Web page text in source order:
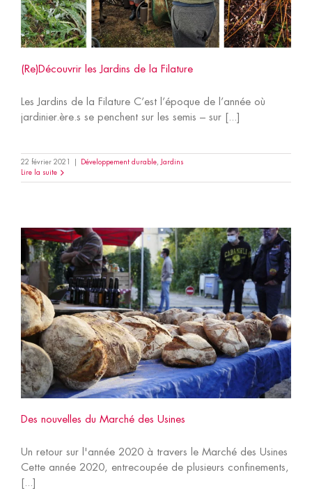
(Re)Découvrir les Jardins de la Filature
Les Jardins de la Filature C’est l’époque de l’année où
jardinier.ère.s se penchent sur les semis – sur [...]
22 février 2021 Développement durable, Jardins
Lire la suite
Des nouvelles du Marché des Usines
Un retour sur l'année 2020 à travers le Marché des Usines
Cette année 2020, entrecoupée de plusieurs confinements,